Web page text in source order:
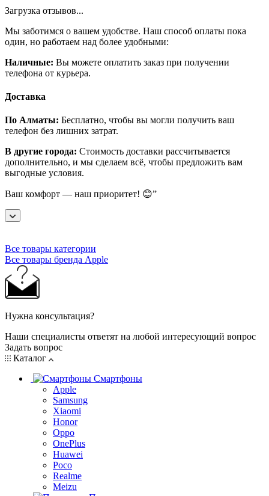
Загрузка отзывов...
Мы заботимся о вашем удобстве. Наш способ оплаты пока
один, но работаем над более удобными:
Наличные: Вы можете оплатить заказ при получении
телефона от курьера.
Доставка
По Алматы: Бесплатно, чтобы вы могли получить ваш
телефон без лишних затрат.
В другие города: Стоимость доставки рассчитывается
дополнительно, и мы сделаем всё, чтобы предложить вам
выгодные условия.
Ваш комфорт — наш приоритет! 😊”
Все товары категории
Все товары бренда Apple
Нужна консультация?
Наши специалисты ответят на любой интересующий вопрос
Задать вопрос
Каталог
Смартфоны
Apple
Samsung
Xiaomi
Honor
Oppo
OnePlus
Huawei
Poco
Realme
Meizu